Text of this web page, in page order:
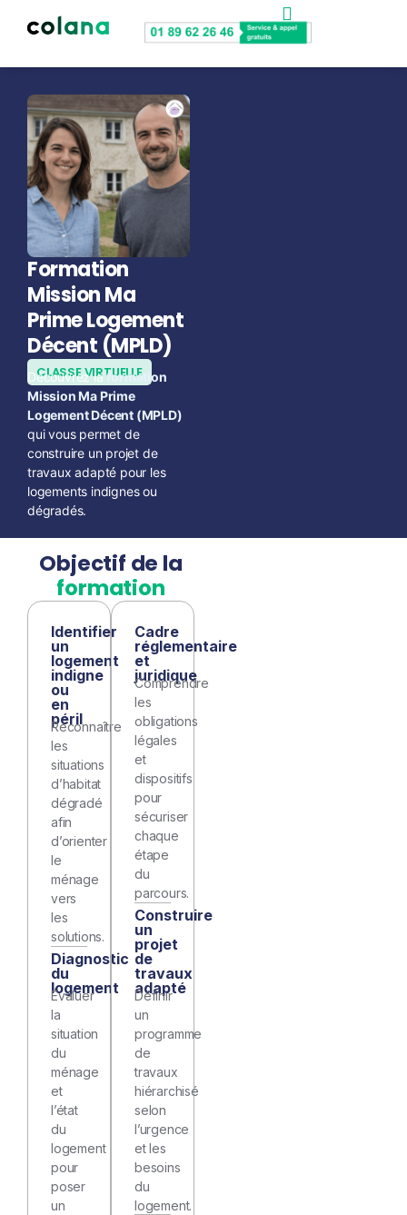
Formation
Mission Ma
Prime Logement
Décent (MPLD)
CLASSE VIRTUELLE
Découvrez laformation
Mission Ma Prime
Logement Décent (MPLD)
qui vous permet de
construire un projet de
travaux adapté pour les
logements indignes ou
dégradés.
Objectif de la
formation
Identifier
un
logement
indigne
ou
en
péril
Reconnaître
les
situations
d’habitat
dégradé
afin
d’orienter
le
ménage
vers
les
solutions.
Diagnostic
du
logement
Évaluer
la
situation
du
ménage
et
l’état
du
logement
pour
poser
un
Cadre
réglementaire
et
juridique
Comprendre
les
obligations
légales
et
dispositifs
pour
sécuriser
chaque
étape
du
parcours.
Construire
un
projet
de
travaux
adapté
Définir
un
programme
de
travaux
hiérarchisé
selon
l’urgence
et les
besoins
du
logement.